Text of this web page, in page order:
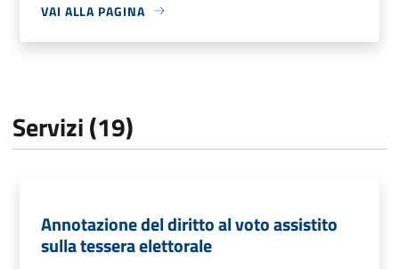
VAI ALLA PAGINA
Servizi (19)
Annotazione del diritto al voto assistito
sulla tessera elettorale